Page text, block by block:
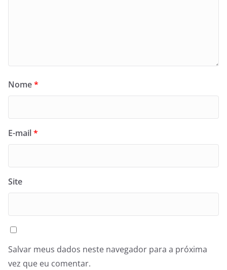
Nome*
E-mail*
Site
Salvar meus dados neste navegador para a próxima
vez que eu comentar.